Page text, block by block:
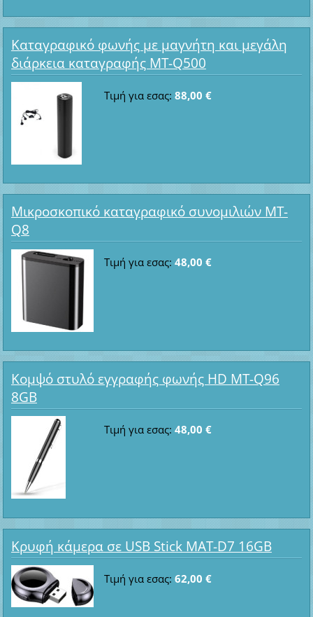
Καταγραφικό φωνής με μαγνήτη και μεγάλη
διάρκεια καταγραφής MT-Q500
Τιμή για εσας: 88,00 €
Μικροσκοπικό καταγραφικό συνομιλιών MT-
Q8
Τιμή για εσας: 48,00 €
Κομψό στυλό εγγραφής φωνής HD MT-Q96
8GB
Τιμή για εσας: 48,00 €
Κρυφή κάμερα σε USB Stick MAT-D7 16GB
Τιμή για εσας: 62,00 €